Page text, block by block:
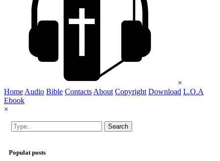
×
Home Audio Bible Contacts About Copyright Download L.O.A
Ebook
×
Search
Populat posts